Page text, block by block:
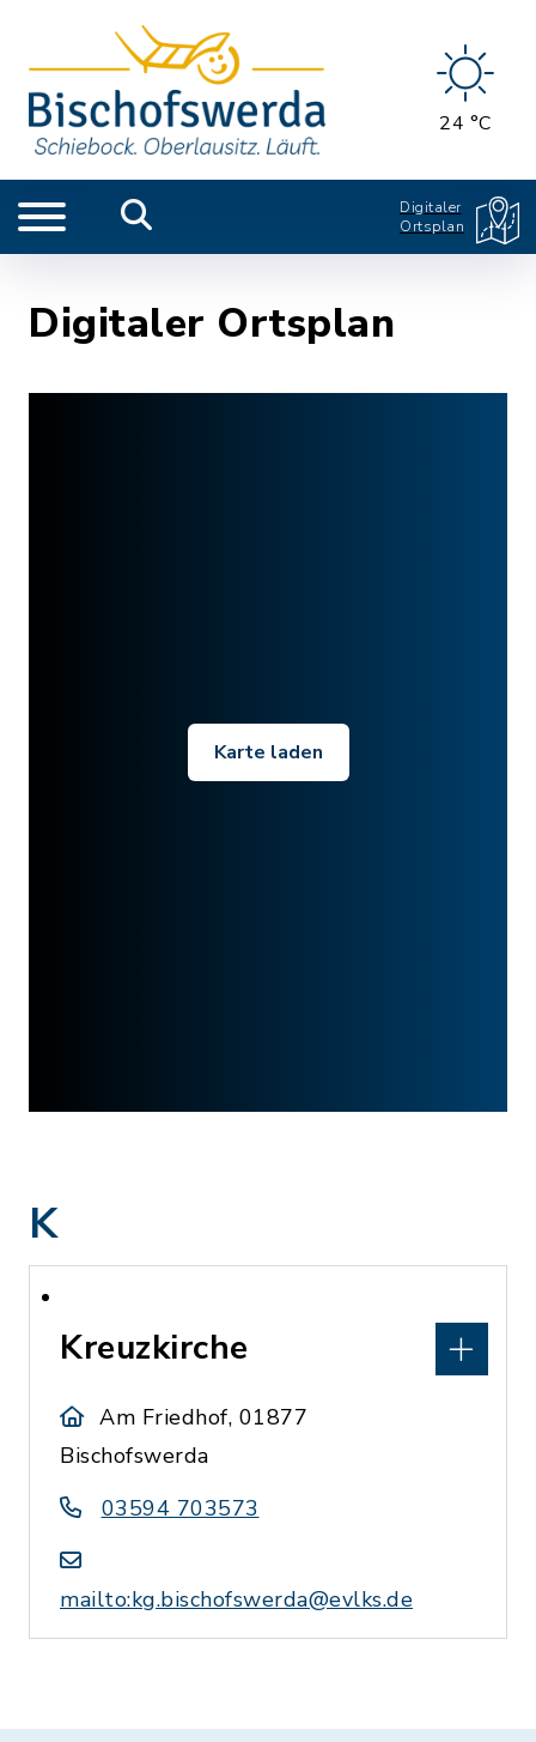
24 °C
Digitaler
Ortsplan
Digitaler Ortsplan
Karte laden
K
Kreuzkirche
Am Friedhof, 01877
Bischofswerda
03594 703573
mailto:kg.bischofswerda@evlks.de